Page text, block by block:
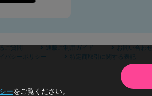
ご質問 通販ご利用ガイド
お問い合わせ
イバシーポリシー 特定商取引に関する表記
ーをご覧ください。